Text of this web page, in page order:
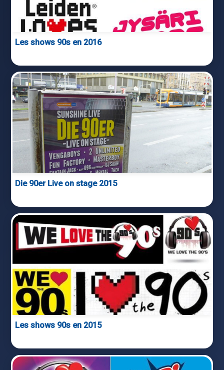
Les shows 90s en 2016
Die 90er Live on stage 2015
Les shows 90s en 2015